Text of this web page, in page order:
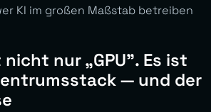
KI im großen Maßstab betreiben
nur „GPU”. Es ist
— und der